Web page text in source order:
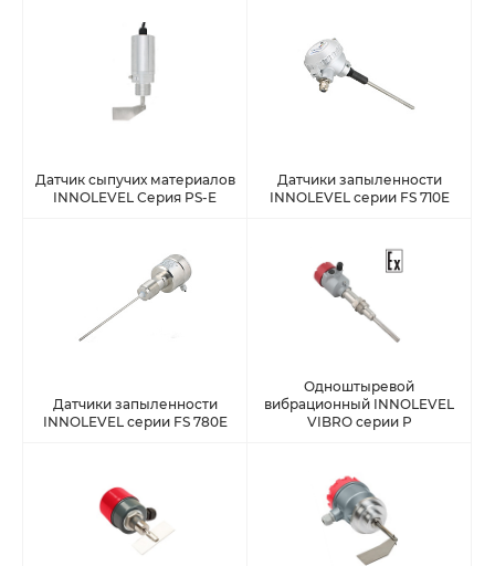
Датчик сыпучих материалов
INNOLEVEL Серия PS-E
Датчики запыленности
INNOLEVEL серии FS 710E
Датчики запыленности
INNOLEVEL серии FS 780E
Одноштыревой
вибрационный INNOLEVEL
VIBRO серии P